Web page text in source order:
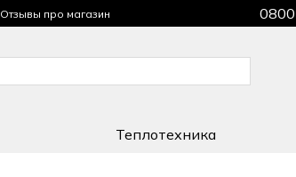
Отзывы про магазин
Теплотехника